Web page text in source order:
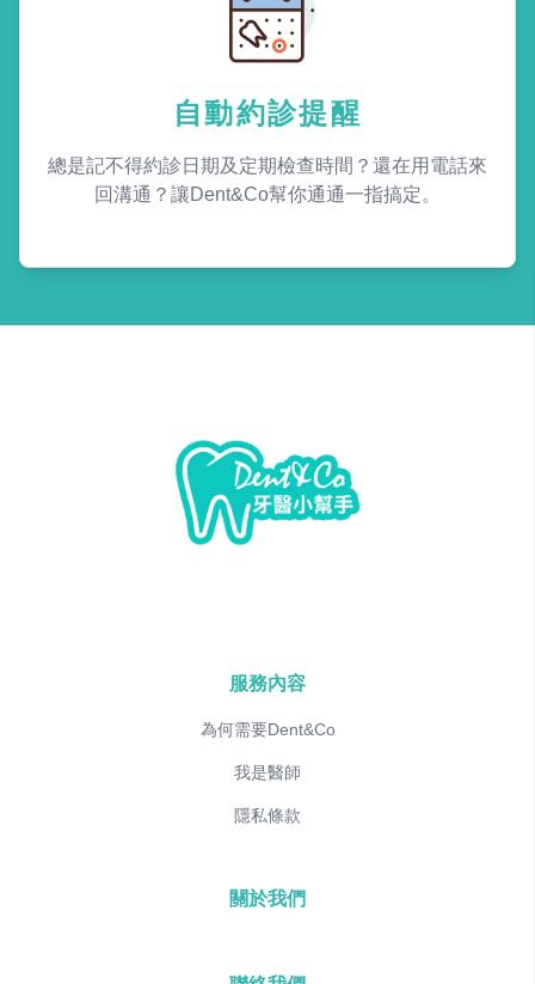
自動約診提醒
總是記不得約診日期及定期檢查時間？還在用電話來
回溝通？讓Dent&Co幫你通通一指搞定。
服務內容
為何需要Dent&Co
我是醫師
隱私條款
關於我們